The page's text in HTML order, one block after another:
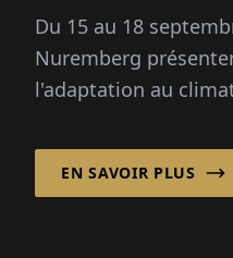
Du 15 au 18
Nuremberg
l'adaptation au
espace futur pour la
EN SAVOIR PLUS